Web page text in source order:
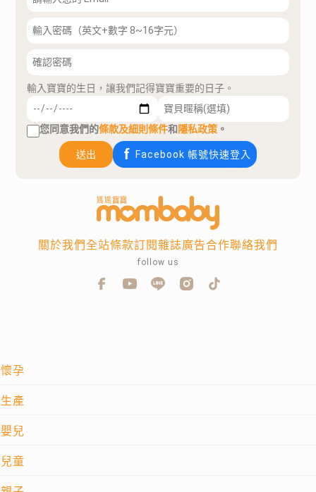
輸入寶寶的生日，讓我們記得寶寶重要的日子。
您同意我們的條款及細則條件和隱私政策 。
送出 Facebook 帳號快速登入
懷孕
生產
嬰兒
兒童
關於我們全站條款訂閱雜誌廣告合作聯絡我們
follow us